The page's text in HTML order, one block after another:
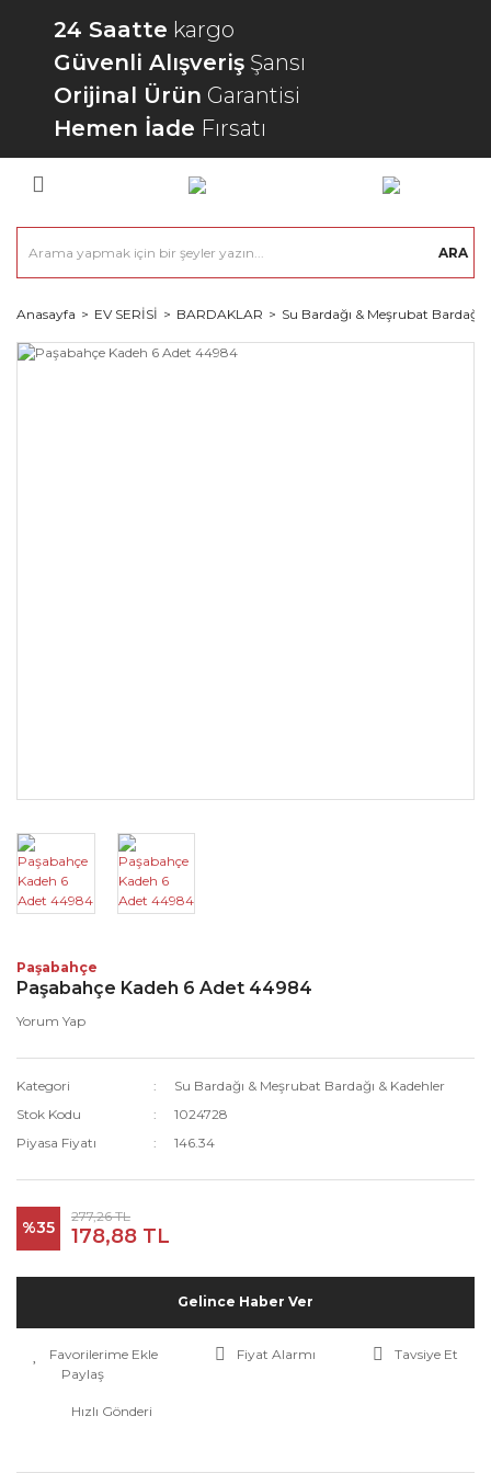
24 Saatte kargo
Güvenli Alışveriş Şansı
Orijinal Ürün Garantisi
Hemen İade Fırsatı
ARA
Anasayfa EV SERİSİ BARDAKLAR Su Bardağı & Meşrubat Bardağı
Paşabahçe
Paşabahçe Kadeh 6 Adet 44984
Yorum Yap
Kategori
Su Bardağı & Meşrubat Bardağı & Kadehler
Stok Kodu
1024728
Piyasa Fiyatı
146.34
%35
277,26 TL
178,88 TL
Gelince Haber Ver
Fiyat Alarmı
Tavsiye Et
Paylaş
Hızlı Gönderi